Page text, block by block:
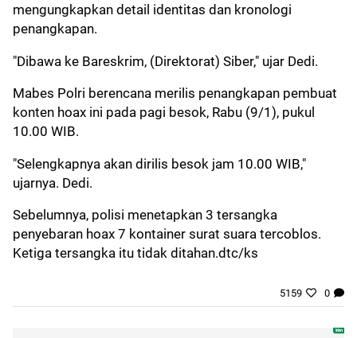
mengungkapkan detail identitas dan kronologi
penangkapan.
"Dibawa ke Bareskrim, (Direktorat) Siber," ujar Dedi.
Mabes Polri berencana merilis penangkapan pembuat
konten hoax ini pada pagi besok, Rabu (9/1), pukul
10.00 WIB.
"Selengkapnya akan dirilis besok jam 10.00 WIB,"
ujarnya. Dedi.
Sebelumnya, polisi menetapkan 3 tersangka
penyebaran hoax 7 kontainer surat suara tercoblos.
Ketiga tersangka itu tidak ditahan.dtc/ks
5159 0